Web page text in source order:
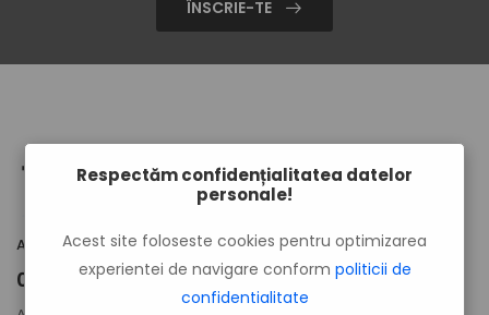
ÎNSCRIE-TE
Ai nevoie de suport? Suntem la dispoziția ta!
0754 790 790 0799 889 888
Respectăm confidențialitatea datelor
personale!
Acest site foloseste cookies pentru optimizarea
experientei de navigare conform politicii de
confidentialitate